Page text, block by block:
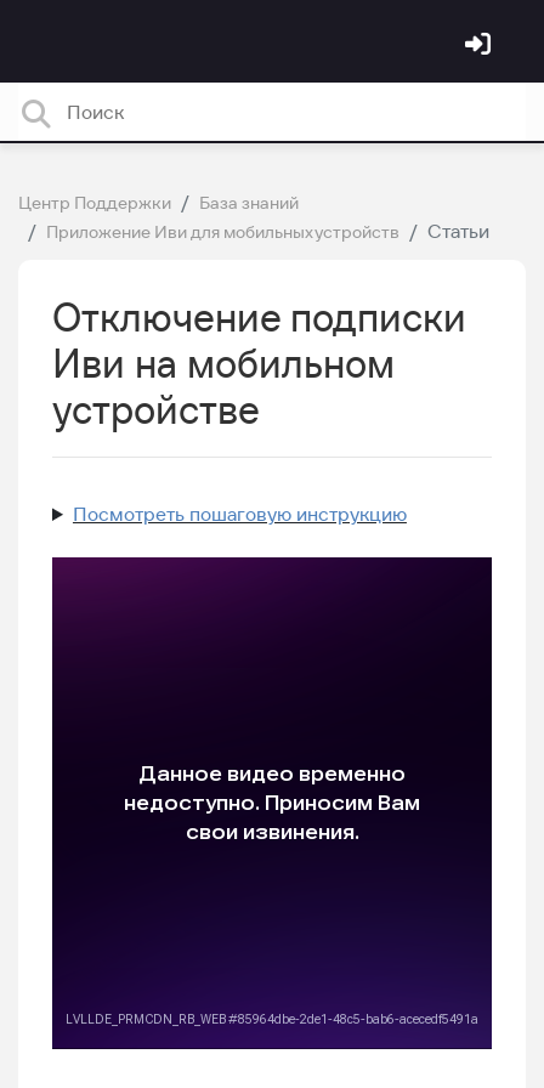
Центр Поддержки
База знаний
Приложение Иви для мобильных устройств
Статьи
Отключение подписки
Иви на мобильном
устройстве
Посмотреть пошаговую инструкцию